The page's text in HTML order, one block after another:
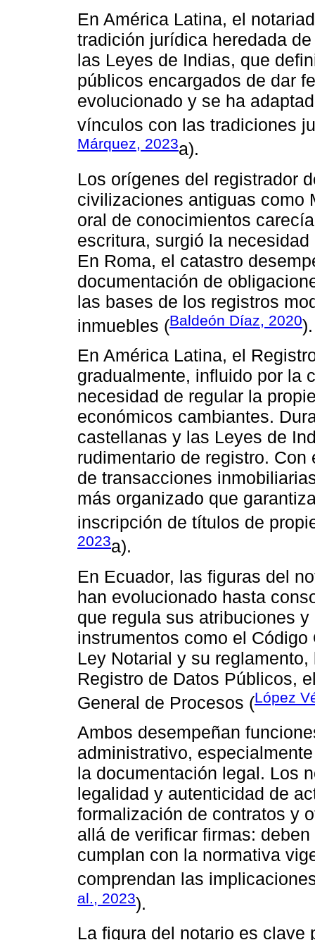
En América Latina, el
tradición jurídica heredada
las Leyes de Indias, que
públicos encargados de dar
evolucionado y se ha
vínculos con las tradiciones
Márquez, 2023a).
Los orígenes del registrador
civilizaciones antiguas como
oral de conocimientos
escritura, surgió la
En Roma, el catastro
documentación de
las bases de los registros
inmuebles (Baldeón Díaz, 2020).
En América Latina, el
gradualmente, influido por la
necesidad de regular la
económicos cambiantes.
castellanas y las Leyes de
rudimentario de registro.
de transacciones
más organizado que
inscripción de títulos de
2023a).
En Ecuador, las figuras del
han evolucionado hasta
que regula sus atribuciones
instrumentos como el
Ley Notarial y su
Registro de Datos Públicos,
General de Procesos (López
Ambos desempeñan
administrativo,
la documentación legal. Los
legalidad y autenticidad de
formalización de contratos y
allá de verificar firmas:
cumplan con la normativa
comprendan las
al., 2023).
La figura del notario es